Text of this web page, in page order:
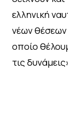
ελληνική
νέων θέσεων
οποίο
τις